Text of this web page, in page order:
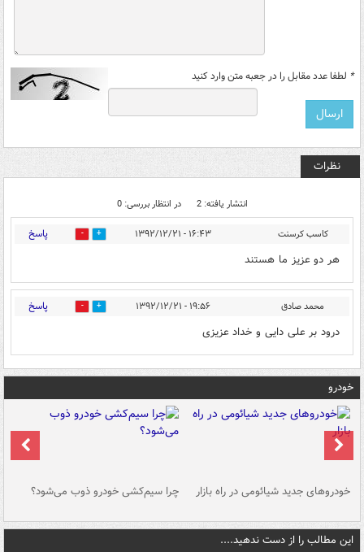
* لطفا عدد مقابل را در جعبه متن وارد کنید
نظرات
انتشار یافته: 2 در انتظار بررسی: 0
کاسب کرسنت ۱۶:۴۳ - ۱۳۹۲/۱۲/۲۱ 0 پاسخ
هر دو عزیز ما هستند
محمد صادق ۱۹:۵۶ - ۱۳۹۲/۱۲/۲۱ 0 پاسخ
درود بر علی دایی و خداد عزیزی
خودرو
خودروهای جدید شیائومی در راه بازار چرا سیم‌کشی خودرو ذوب می‌شود؟
این مطالب را از دست ندهید....